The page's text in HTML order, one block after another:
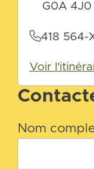
Nom
G0A 4J0
418 564-
Voir